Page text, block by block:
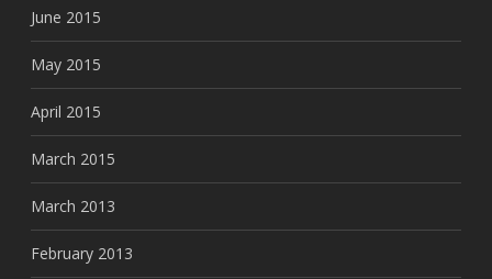
June 2015
May 2015
April 2015
March 2015
March 2013
February 2013